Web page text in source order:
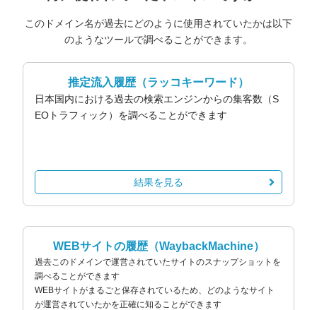
このドメイン名が過去にどのように使用されていたかは以下
のようなツールで調べることができます。
推定流入履歴（ラッコキーワード）
日本国内における過去の検索エンジンからの集客数（S
EOトラフィック）を調べることができます
結果を見る
WEBサイトの履歴（WaybackMachine）
過去このドメインで運営されていたサイトのスナップショットを
調べることができます
WEBサイトがまるごと保存されているため、どのようなサイト
が運営されていたかを正確に知ることができます